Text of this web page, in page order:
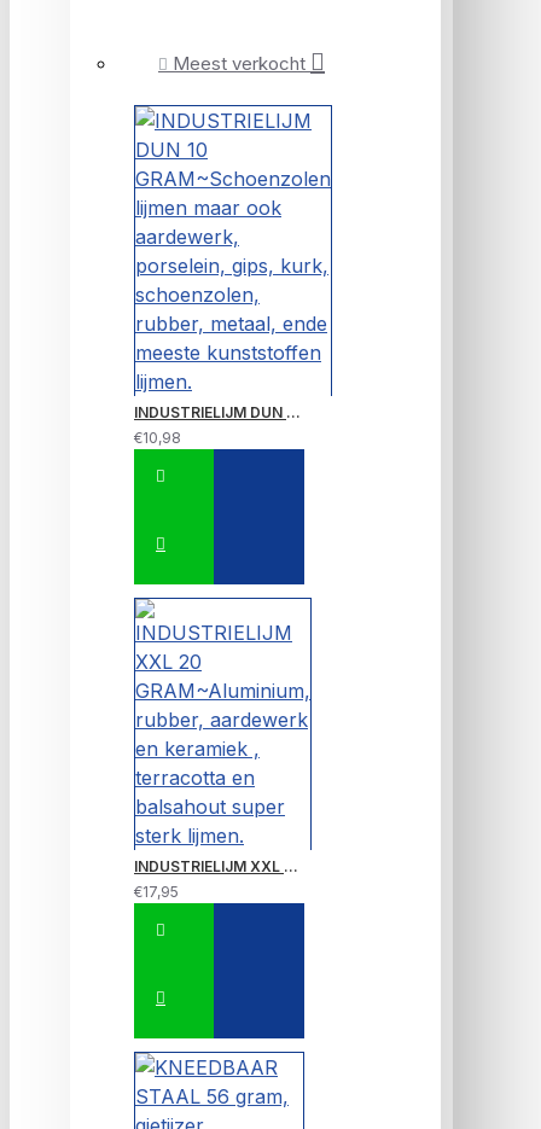
Meest verkocht
INDUSTRIELIJM DUN 10 GRAM~Schoenzolen lijmen maar ook aardewerk, porselein, gips, kurk, schoenzolen, rubber, metaal, ende meeste kunststoffen lijmen.
€10,98
INDUSTRIELIJM XXL 20 GRAM~Aluminium, rubber, aardewerk en keramiek , terracotta en balsahout super sterk lijmen.
€17,95